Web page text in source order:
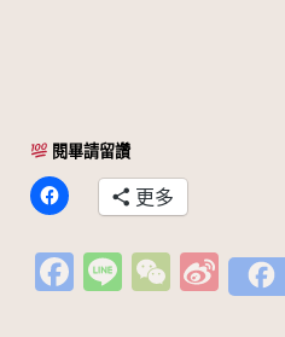
閱畢請留讚
更多
Fa Li
W Si
n